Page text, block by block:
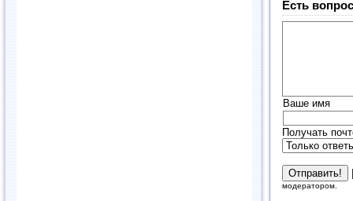
Есть
Ваше имя
Получать
модератором.